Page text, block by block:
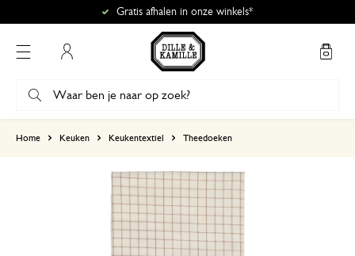
Gratis afhalen in onze winkels*
Home Keuken Keukentextiel Theedoeken
4
3
2
1